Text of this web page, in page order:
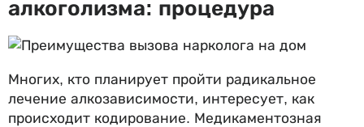
алкоголизма: процедура
Многих, кто планирует пройти радикальное
лечение алкозависимости, интересует, как
происходит кодирование. Медикаментозная